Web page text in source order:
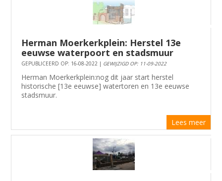
Herman Moerkerkplein: Herstel 13e
eeuwse waterpoort en stadsmuur
GEPUBLICEERD OP: 16-08-2022 | GEWIJZIGD OP: 11-09-2022
Herman Moerkerkplein:nog dit jaar start herstel
historische [13e eeuwse] watertoren en 13e eeuwse
stadsmuur.
Lees meer